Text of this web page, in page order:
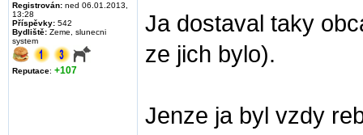
Registrován: ned 06.01.2013,
13:28
Příspěvky: 542
Bydliště: Zeme, slunecni
system
Reputace: +107
Ja dostaval taky
ze jich bylo).
Jenze ja byl vzdy